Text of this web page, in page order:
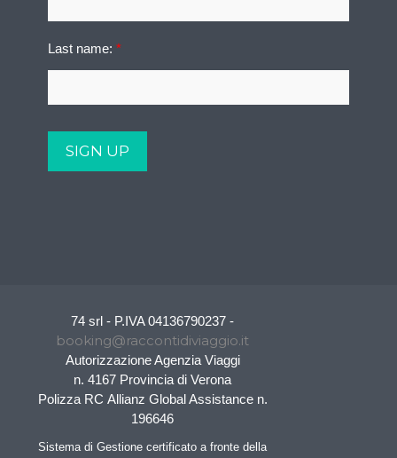
Last name:*
74 srl - P.IVA 04136790237 -
booking@raccontidiviaggio.it
Autorizzazione Agenzia Viaggi
n. 4167 Provincia di Verona
Polizza RC Allianz Global Assistance n.
196646
Sistema di Gestione certificato a fronte della